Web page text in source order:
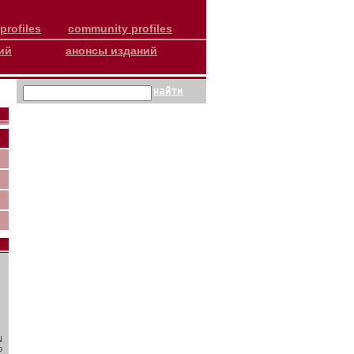
community profiles
анонсы изданий